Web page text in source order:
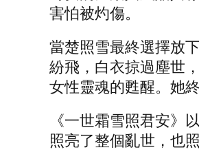
害怕被灼傷。
當楚照雪最終選擇放
紛飛，白衣掠過塵世
女性靈魂的甦醒。她
《一世霜雪照君安》
照亮了整個亂世，也